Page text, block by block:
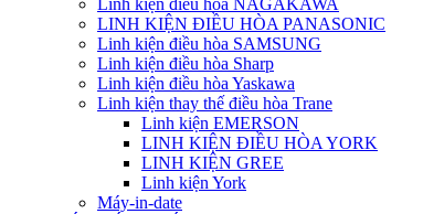
Linh kiện điều hòa NAGAKAWA
LINH KIỆN ĐIỀU HÒA PANASONIC
Linh kiện điều hòa SAMSUNG
Linh kiện điều hòa Sharp
Linh kiện điều hòa Yaskawa
Linh kiện thay thế điều hòa Trane
Linh kiện EMERSON
LINH KIỆN ĐIỀU HÒA YORK
LINH KIỆN GREE
Linh kiện York
Máy-in-date